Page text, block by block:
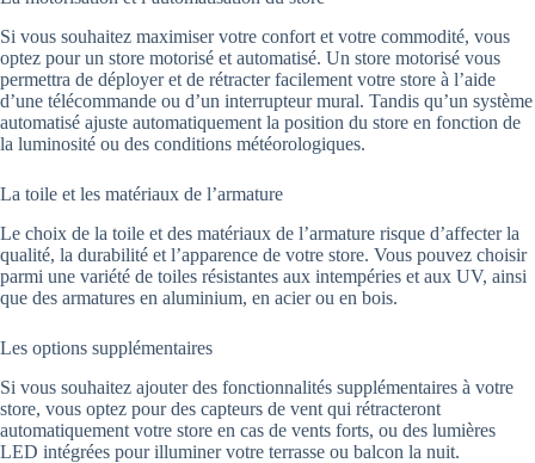
Si vous souhaitez maximiser votre confort et votre commodité, vous
optez pour un store motorisé et automatisé. Un store motorisé vous
permettra de déployer et de rétracter facilement votre store à l’aide
d’une télécommande ou d’un interrupteur mural. Tandis qu’un système
automatisé ajuste automatiquement la position du store en fonction de
la luminosité ou des conditions météorologiques.
La toile et les matériaux de l’armature
Le choix de la toile et des matériaux de l’armature risque d’affecter la
qualité, la durabilité et l’apparence de votre store. Vous pouvez choisir
parmi une variété de toiles résistantes aux intempéries et aux UV, ainsi
que des armatures en aluminium, en acier ou en bois.
Les options supplémentaires
Si vous souhaitez ajouter des fonctionnalités supplémentaires à votre
store, vous optez pour des capteurs de vent qui rétracteront
automatiquement votre store en cas de vents forts, ou des lumières
LED intégrées pour illuminer votre terrasse ou balcon la nuit.